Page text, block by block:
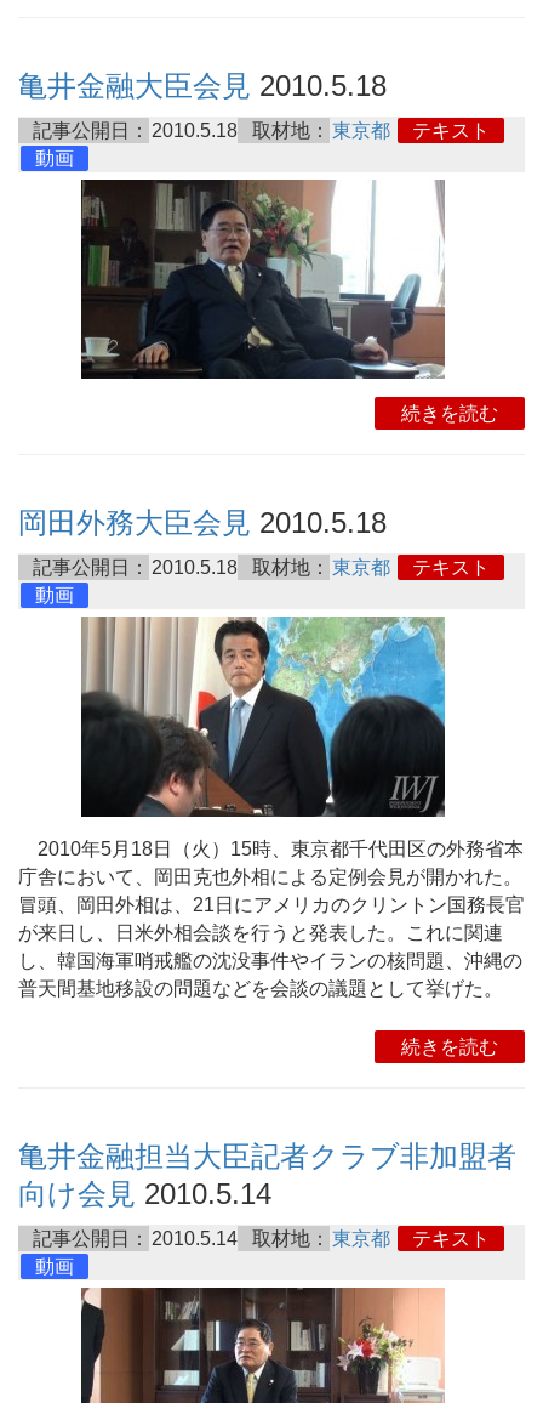
亀井金融大臣会見 2010.5.18
記事公開日： 2010.5.18 取材地： 東京都
テキスト
動画
続きを読む
岡田外務大臣会見 2010.5.18
記事公開日： 2010.5.18 取材地： 東京都
テキスト
動画
2010年5月18日（火）15時、東京都千代田区の外務省本
庁舎において、岡田克也外相による定例会見が開かれた。
冒頭、岡田外相は、21日にアメリカのクリントン国務長官
が来日し、日米外相会談を行うと発表した。これに関連
し、韓国海軍哨戒艦の沈没事件やイランの核問題、沖縄の
普天間基地移設の問題などを会談の議題として挙げた。
続きを読む
亀井金融担当大臣記者クラブ非加盟者
向け会見 2010.5.14
記事公開日： 2010.5.14 取材地： 東京都
テキスト
動画